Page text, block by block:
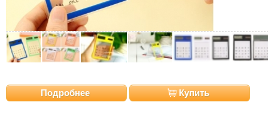
Подробнее Купить